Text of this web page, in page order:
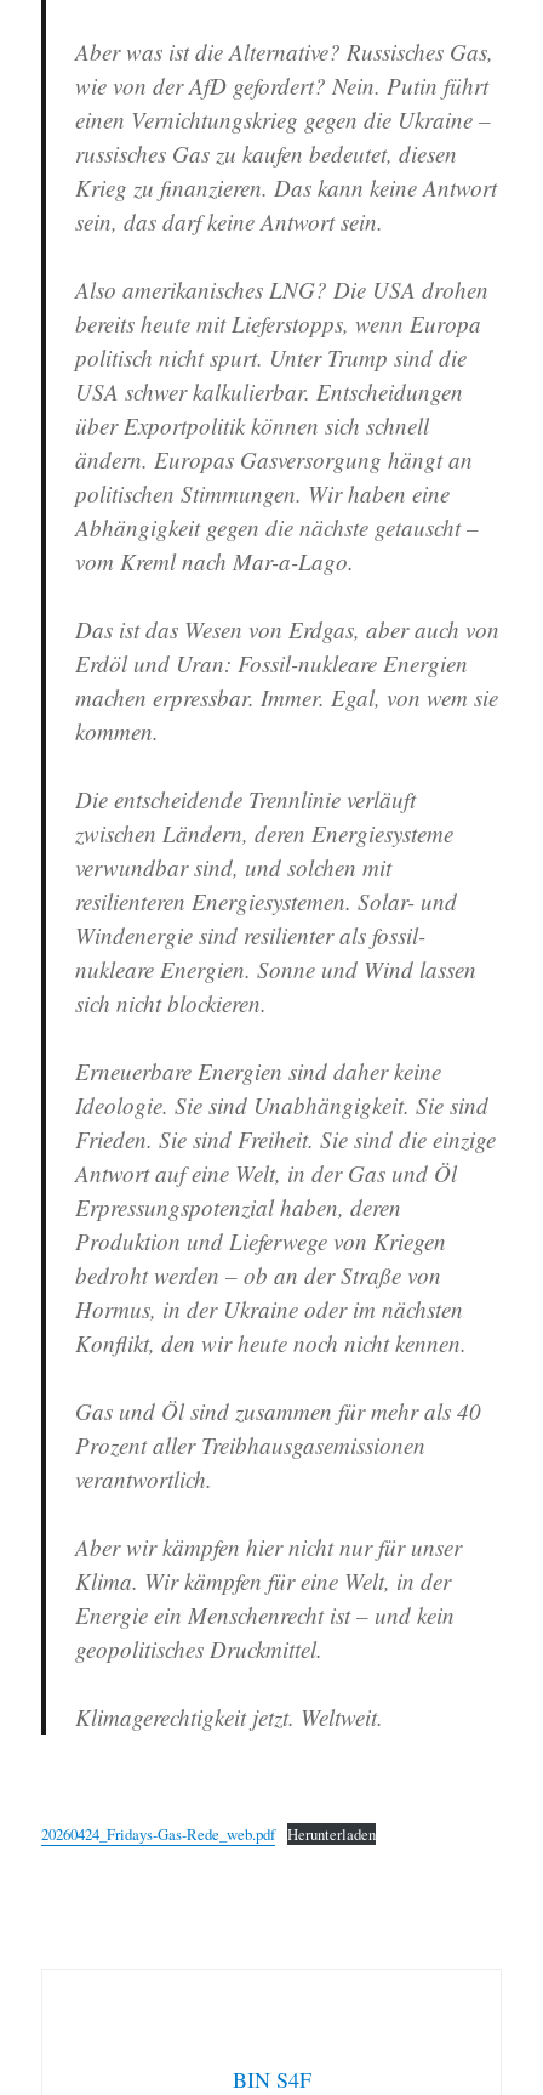
Aber was ist die Alternative? Russisches Gas,
wie von der AfD gefordert? Nein. Putin führt
einen Vernichtungskrieg gegen die Ukraine –
russisches Gas zu kaufen bedeutet, diesen
Krieg zu finanzieren. Das kann keine Antwort
sein, das darf keine Antwort sein.
Also amerikanisches LNG? Die USA drohen
bereits heute mit Lieferstopps, wenn Europa
politisch nicht spurt. Unter Trump sind die
USA schwer kalkulierbar. Entscheidungen
über Exportpolitik können sich schnell
ändern. Europas Gasversorgung hängt an
politischen Stimmungen. Wir haben eine
Abhängigkeit gegen die nächste getauscht –
vom Kreml nach Mar-a-Lago.
Das ist das Wesen von Erdgas, aber auch von
Erdöl und Uran: Fossil-nukleare Energien
machen erpressbar. Immer. Egal, von wem sie
kommen.
Die entscheidende Trennlinie verläuft
zwischen Ländern, deren Energiesysteme
verwundbar sind, und solchen mit
resilienteren Energiesystemen. Solar- und
Windenergie sind resilienter als fossil-
nukleare Energien. Sonne und Wind lassen
sich nicht blockieren.
Erneuerbare Energien sind daher keine
Ideologie. Sie sind Unabhängigkeit. Sie sind
Frieden. Sie sind Freiheit. Sie sind die einzige
Antwort auf eine Welt, in der Gas und Öl
Erpressungspotenzial haben, deren
Produktion und Lieferwege von Kriegen
bedroht werden – ob an der Straße von
Hormus, in der Ukraine oder im nächsten
Konflikt, den wir heute noch nicht kennen.
Gas und Öl sind zusammen für mehr als 40
Prozent aller Treibhausgasemissionen
verantwortlich.
Aber wir kämpfen hier nicht nur für unser
Klima. Wir kämpfen für eine Welt, in der
Energie ein Menschenrecht ist – und kein
geopolitisches Druckmittel.
Klimagerechtigkeit jetzt. Weltweit.
20260424_Fridays-Gas-Rede_web.pdf Herunterladen
BIN S4F